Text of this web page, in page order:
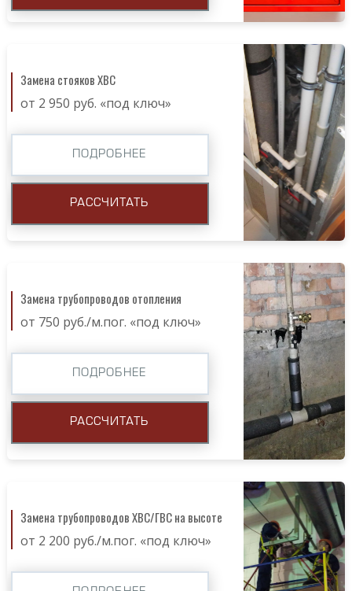
Замена стояков ХВС
от 2 950 руб. «под ключ»
ПОДРОБНЕЕ
РАССЧИТАТЬ
Замена трубопроводов отопления
от 750 руб./м.пог. «под ключ»
ПОДРОБНЕЕ
РАССЧИТАТЬ
Замена трубопроводов ХВС/ГВС на высоте
от 2 200 руб./м.пог. «под ключ»